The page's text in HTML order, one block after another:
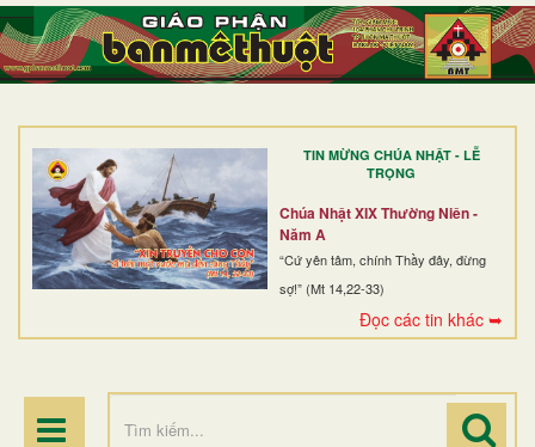
TIN MỪNG CHÚA NHẬT - LỄ
TRỌNG
Chúa Nhật XIX Thường Niên -
Năm A
“Cứ yên tâm, chính Thầy đây, đừng
sợ!” (Mt 14,22-33)
Đọc các tin khác ➥
TRANG NHẤT
GIỚI THIỆU
DÒNG TU
BAN MỤC VỤ
ĐOÀN THỂ CG